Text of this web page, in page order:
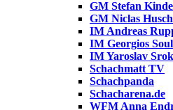
GM Stefan
GM Niclas
IM Andreas
IM Georgios
IM Yaroslav
Schachmatt TV
Schachpanda
Schacharena.de
WFM Anna